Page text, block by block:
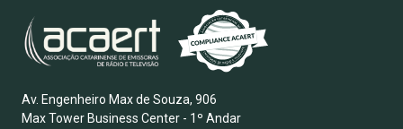
Av. Engenheiro Max de Souza, 906
Max Tower Business Center - 1º Andar